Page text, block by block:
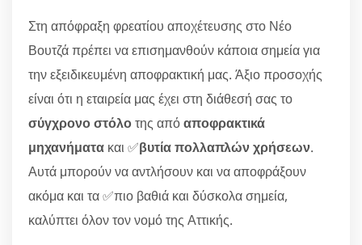
Στη απόφραξη φρεατίου αποχέτευσης στο Νέο
Βουτζά πρέπει να επισημανθούν κάποια σημεία για
την εξειδικευμένη αποφρακτική μας. Άξιο προσοχής
είναι ότι η εταιρεία μας έχει στη διάθεσή σας το
σύγχρονο στόλοτης απόαποφρακτικά
μηχανήματα και ✅βυτία πολλαπλών χρήσεων.
Αυτά μπορούν να αντλήσουν και να αποφράξουν
ακόμα και τα ✅πιο βαθιά και δύσκολα σημεία,
καλύπτει όλον τον νομό της Αττικής.